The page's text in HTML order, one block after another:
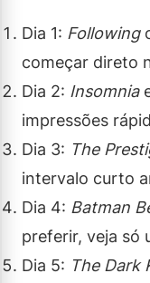
Dia 1: Following
começar direto
Dia 2: Insomnia
impressões
Dia 3: The
intervalo curto
Dia 4: Batman
preferir, veja só
Dia 5: The Dark